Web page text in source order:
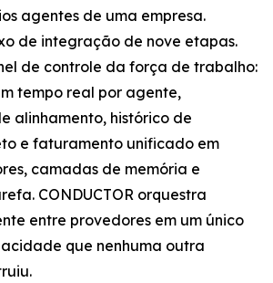
agentes de uma empresa.
de integração de nove etapas.
de controle da força de trabalho:
tempo real por agente,
alinhamento, histórico de
e faturamento unificado em
camadas de memória e
CONDUCTOR orquestra
entre provedores em um único
que nenhuma outra